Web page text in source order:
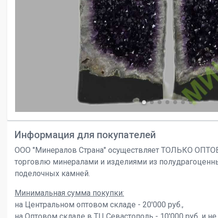
Информация для покупателей
ООО "Минералов Страна" осуществляет ТОЛЬКО
торговлю минералами и изделиями из
поделочных камней.
Минимальная сумма покупки:
на Центральном оптовом складе - 20'000 руб.,